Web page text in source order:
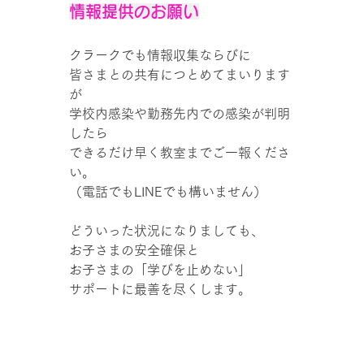
情報提供のお願い
クラークでも情報収集ならびに
皆さまとの共有につとめてまいります
が
学校内感染や勤務先内での感染が判明
したら
できるだけ早く教室までご一報くださ
い。
（電話でもLINEでも構いません）
どういった状況になりましても、
お子さまの安全確保と
お子さまの「学びを止めない」
サポートに最善を尽くします。